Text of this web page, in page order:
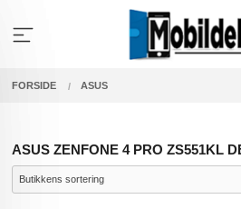
innholdet
FORSIDE ASUS
ASUS ZENFONE 4 PRO ZS551KL